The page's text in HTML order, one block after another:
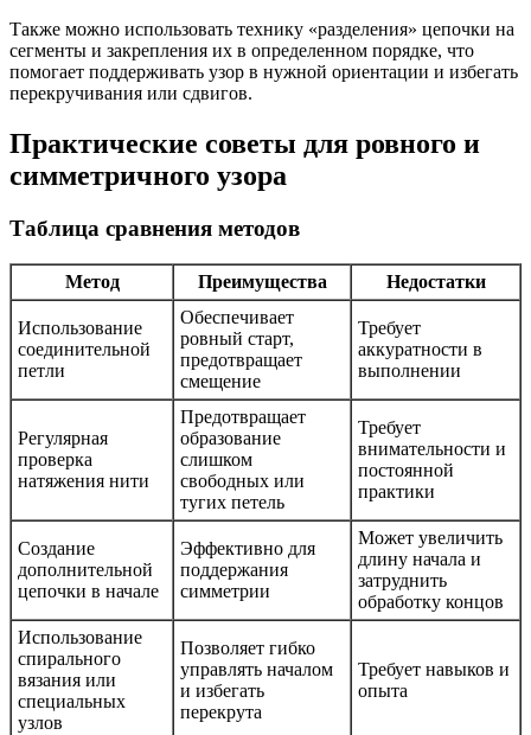
Также можно использовать технику «разделения» цепочки на
сегменты и закрепления их в определенном порядке, что
помогает поддерживать узор в нужной ориентации и избегать
перекручивания или сдвигов.
Практические советы для ровного и
симметричного узора
Таблица сравнения методов
Метод Преимущества Недостатки
Использование
соединительной
петли
Обеспечивает
ровный старт,
предотвращает
смещение
Требует
аккуратности в
выполнении
Регулярная
проверка
натяжения нити
Предотвращает
образование
слишком
свободных или
тугих петель
Требует
внимательности и
постоянной
практики
Создание
дополнительной
цепочки в начале
Эффективно для
поддержания
симметрии
Может увеличить
длину начала и
затруднить
обработку концов
Использование
спирального
вязания или
специальных
узлов
Позволяет гибко
управлять началом
и избегать
перекрута
Требует навыков и
опыта